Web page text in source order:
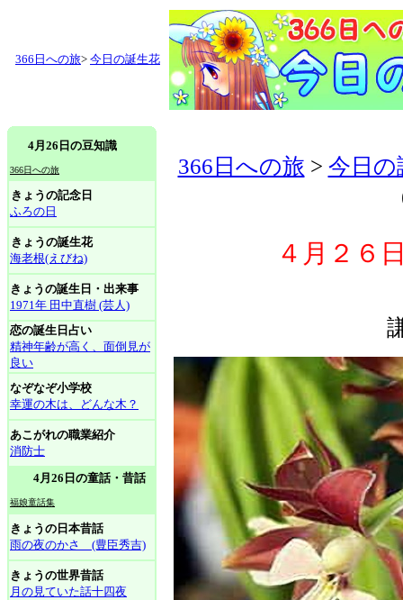
366日への旅> 今日の誕生花
4月26日の豆知識
366日への旅
きょうの記念日
ふろの日
きょうの誕生花
海老根(えびね)
きょうの誕生日・出来事
1971年 田中直樹 (芸人)
恋の誕生日占い
精神年齢が高く、面倒見が
良い
なぞなぞ小学校
幸運の木は、どんな木？
あこがれの職業紹介
消防士
4月26日の童話・昔話
福娘童話集
きょうの日本昔話
雨の夜のかさ (豊臣秀吉)
きょうの世界昔話
月の見ていた話十四夜
366日への旅 > 今日の
４月２６